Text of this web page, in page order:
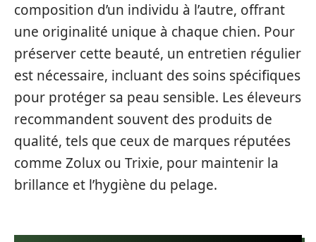
composition d’un individu à l’autre, offrant
une originalité unique à chaque chien. Pour
préserver cette beauté, un entretien régulier
est nécessaire, incluant des soins spécifiques
pour protéger sa peau sensible. Les éleveurs
recommandent souvent des produits de
qualité, tels que ceux de marques réputées
comme Zolux ou Trixie, pour maintenir la
brillance et l’hygiène du pelage.